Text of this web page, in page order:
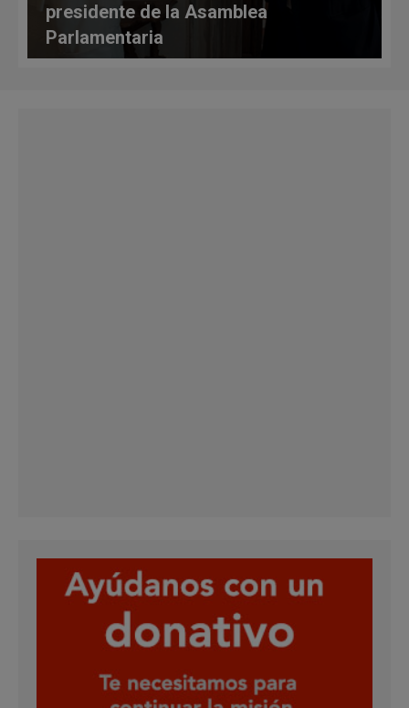
presidente de la Asamblea
Parlamentaria